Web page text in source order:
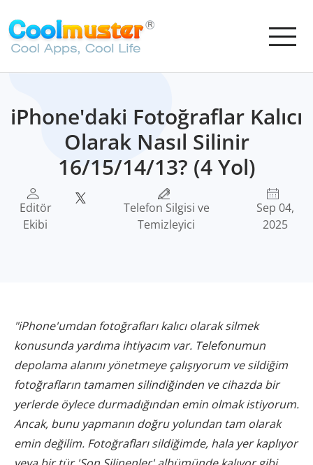
iPhone'daki Fotoğraflar Kalıcı
Olarak Nasıl Silinir
16/15/14/13? (4 Yol)
Editör
Ekibi
Telefon Silgisi ve
Temizleyici
Sep 04,
2025
"iPhone'umdan fotoğrafları kalıcı olarak silmek
konusunda yardıma ihtiyacım var. Telefonumun
depolama alanını yönetmeye çalışıyorum ve sildiğim
fotoğrafların tamamen silindiğinden ve cihazda bir
yerlerde öylece durmadığından emin olmak istiyorum.
Ancak, bunu yapmanın doğru yolundan tam olarak
emin değilim. Fotoğrafları sildiğimde, hala yer kaplıyor